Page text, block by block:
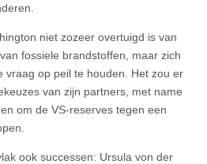
niet zozeer overtuigd is van
fossiele brandstoffen, maar zich
vraag op peil te houden. Het zou er
van zijn partners, met name
om de VS-reserves tegen een
ook successen: Ursula von der